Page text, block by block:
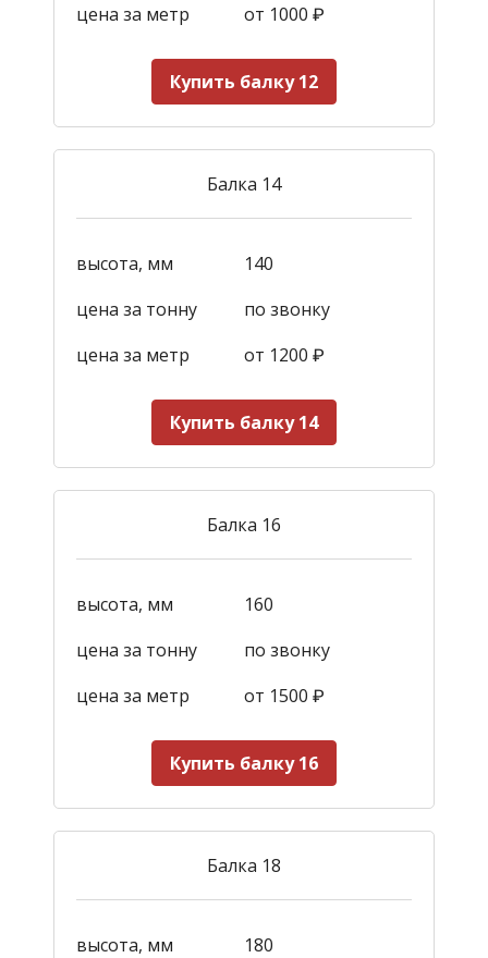
цена за метр
от 1000 ₽
Купить балку 12
Балка 14
высота, мм
140
цена за тонну
по звонку
цена за метр
от 1200 ₽
Купить балку 14
Балка 16
высота, мм
160
цена за тонну
по звонку
цена за метр
от 1500 ₽
Купить балку 16
Балка 18
высота, мм
180